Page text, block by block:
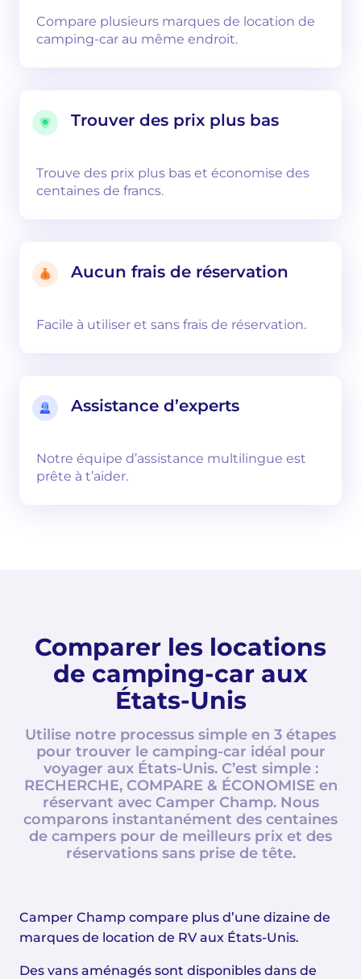
Compare plusieurs marques de location de
camping-car au même endroit.
Trouver des prix plus bas
Trouve des prix plus bas et économise des
centaines de francs.
Aucun frais de réservation
Facile à utiliser et sans frais de réservation.
Assistance d’experts
Notre équipe d’assistance multilingue est
prête à t’aider.
Comparer les locations
de camping-car aux
États-Unis
Utilise notre processus simple en 3 étapes
pour trouver le camping-car idéal pour
voyager aux États-Unis. C’est simple :
RECHERCHE, COMPARE & ÉCONOMISE en
réservant avec Camper Champ. Nous
comparons instantanément des centaines
de campers pour de meilleurs prix et des
réservations sans prise de tête.
Camper Champ compare plus d’une dizaine de
marques de location de RV aux États-Unis.
Des vans aménagés sont disponibles dans de